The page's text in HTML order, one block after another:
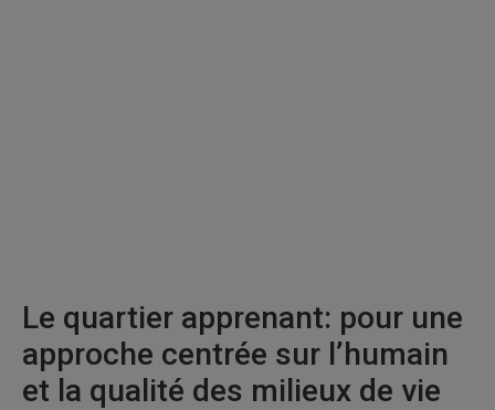
Le quartier apprenant: pour une
approche centrée sur l’humain
et la qualité des milieux de vie